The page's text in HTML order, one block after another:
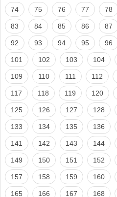
74 75 76 77 78
83 84 85 86 87
92 93 94 95 96
101 102 103 104
109 110 111 112
117 118 119 120
125 126 127 128
133 134 135 136
141 142 143 144
149 150 151 152
157 158 159 160
165 166 167 168